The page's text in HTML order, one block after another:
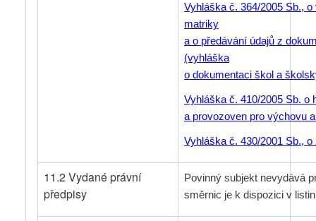
Vyhláška č. 364/2005 Sb.,
matriky
a o předávání údajů z
(vyhláška
o dokumentaci škol a
Vyhláška č. 410/2005 Sb.
a provozoven pro výchovu
Vyhláška č. 430/2001 Sb.,
11.2 Vydané právní
předpisy
Povinný subjekt nevydává
směrnic je k dispozici v